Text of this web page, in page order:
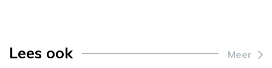
Lees ook Meer